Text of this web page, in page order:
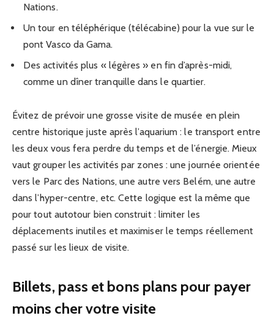
Nations.
Un tour en téléphérique (télécabine) pour la vue sur le
pont Vasco da Gama.
Des activités plus « légères » en fin d’après-midi,
comme un dîner tranquille dans le quartier.
Évitez de prévoir une grosse visite de musée en plein
centre historique juste après l’aquarium : le transport entre
les deux vous fera perdre du temps et de l’énergie. Mieux
vaut grouper les activités par zones : une journée orientée
vers le Parc des Nations, une autre vers Belém, une autre
dans l’hyper-centre, etc. Cette logique est la même que
pour tout autotour bien construit : limiter les
déplacements inutiles et maximiser le temps réellement
passé sur les lieux de visite.
Billets, pass et bons plans pour payer
moins cher votre visite